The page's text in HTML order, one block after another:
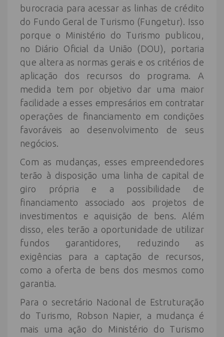
burocracia para acessar as linhas de crédito
do Fundo Geral de Turismo (Fungetur). Isso
porque o Ministério do Turismo publicou,
no Diário Oficial da União (DOU), portaria
que altera as normas gerais e os critérios de
aplicação dos recursos do programa. A
medida tem por objetivo dar uma maior
facilidade a esses empresários em contratar
operações de financiamento em condições
favoráveis ao desenvolvimento de seus
negócios.
Com as mudanças, esses empreendedores
terão à disposição uma linha de capital de
giro própria e a possibilidade de
financiamento associado aos projetos de
investimentos e aquisição de bens. Além
disso, eles terão a oportunidade de utilizar
fundos garantidores, reduzindo as
exigências para a captação de recursos,
como a oferta de bens dos mesmos como
garantia.
Para o secretário Nacional de Estruturação
do Turismo, Robson Napier, a mudança é
mais uma ação do Ministério do Turismo